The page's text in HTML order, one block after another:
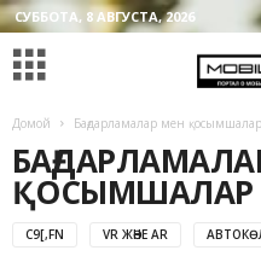
СУББОТА, 8 АВГУСТА, 2026
Домой Бағдарламалар мен қосымшалар
ҚОСЫМШАЛАР
C9[,FN VR ЖӘНЕ AR